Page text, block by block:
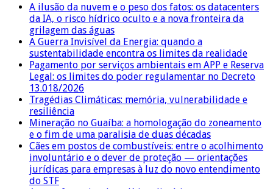
A ilusão da nuvem e o peso dos fatos: os datacenters
da IA, o risco hídrico oculto e a nova fronteira da
grilagem das águas
A Guerra Invisível da Energia: quando a
sustentabilidade encontra os limites da realidade
Pagamento por serviços ambientais em APP e Reserva
Legal: os limites do poder regulamentar no Decreto
13.018/2026
Tragédias Climáticas: memória, vulnerabilidade e
resiliência
Mineração no Guaíba: a homologação do zoneamento
e o fim de uma paralisia de duas décadas
Cães em postos de combustíveis: entre o acolhimento
involuntário e o dever de proteção — orientações
jurídicas para empresas à luz do novo entendimento
do STF